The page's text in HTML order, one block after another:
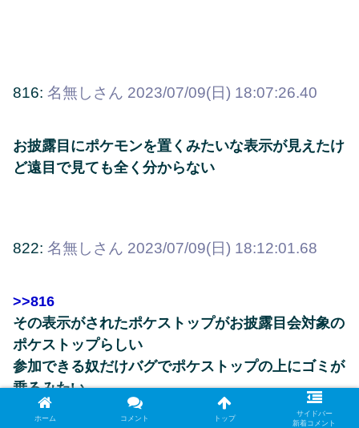
816: 名無しさん 2023/07/09(日) 18:07:26.40
お披露目にポケモンを置くみたいな表示が見えたけ
ど遠目で見ても全く分からない
822: 名無しさん 2023/07/09(日) 18:12:01.68
>>816
その表示がされたポケストップがお披露目会対象の
ポケストップらしい
参加できる奴だけバグでポケストップの上にゴミが
乗るみたい
ホーム コメント トップ
サイドバー
新着コメント